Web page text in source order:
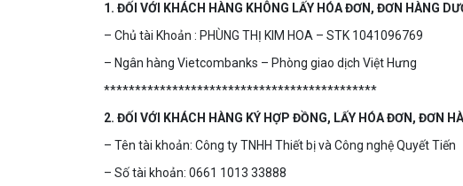
1. ĐỐI VỚI KHÁCH HÀNG KHÔNG LẤY HÓA ĐƠN, ĐƠN HÀNG
– Chủ tài Khoản : PHÙNG THỊ KIM HOA – STK 1041096769
– Ngân hàng Vietcombanks – Phòng giao dịch Việt Hưng
********************************************
2. ĐỐI VỚI KHÁCH HÀNG KÝ HỢP ĐỒNG, LẤY HÓA ĐƠN, ĐƠN
– Tên tài khoản: Công ty TNHH Thiết bị và Công nghệ Quyết Tiến
– Số tài khoản: 0661 1013 33888